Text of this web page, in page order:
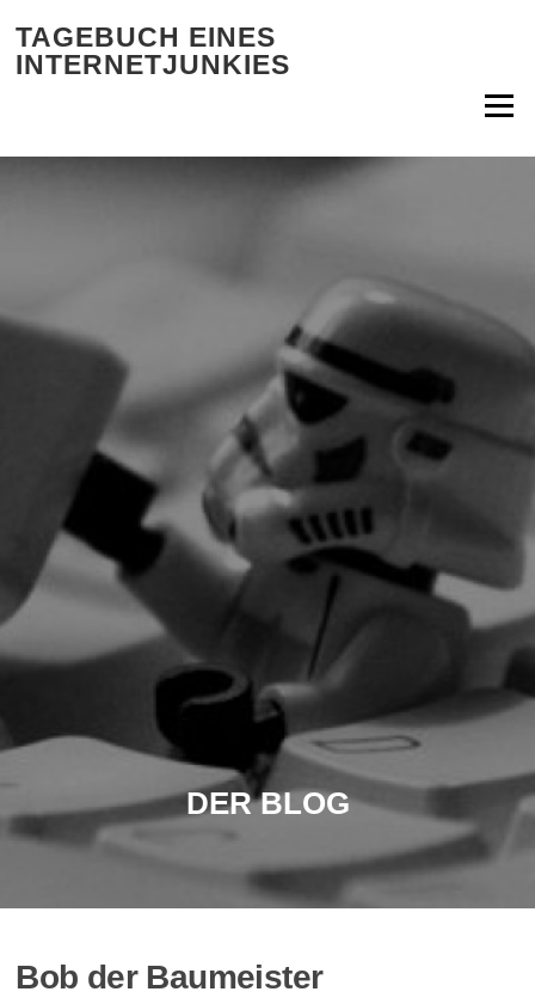
TAGEBUCH EINES
INTERNETJUNKIES
Menü
DER BLOG
Bob der Baumeister